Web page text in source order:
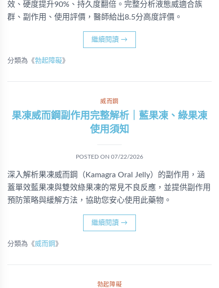
效、硬度提升90%、持久度翻倍。完整分析液態威適合族
群、副作用、使用評價，醫師給出8.5分高度評價。
繼續閱讀 →
分類為《勃起障礙》
威而鋼
果凍威而鋼副作用完整解析｜藍果凍、綠果凍
使用須知
POSTED ON 07/22/2026
深入解析果凍威而鋼（Kamagra Oral Jelly）的副作用，涵
蓋單效藍果凍與雙效綠果凍的常見不良反應，並提供副作用
預防策略與緩解方法，協助您安心使用此藥物。
繼續閱讀 →
分類為《威而鋼 》
勃起障礙